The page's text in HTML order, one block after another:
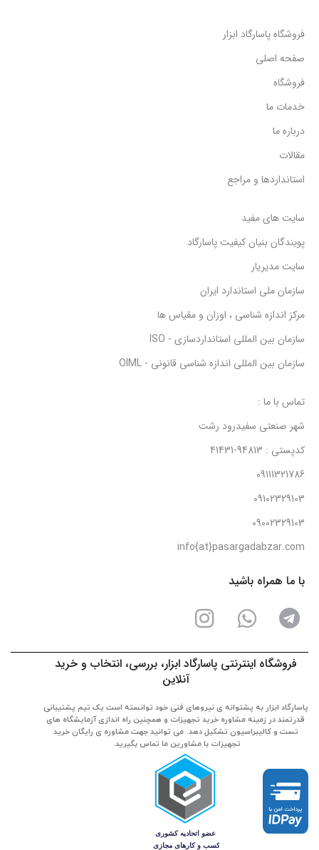
فروشگاه پاسارگاد ابزار
صفحه اصلی
فروشگاه
خدمات ما
درباره ما
مقالات
استانداردها و مراجع
سایت های مفید
پویندگان بنیان کیفیت پاسارگاد
سایت مدیریار
سازمان ملی استاندارد ایران
مرکز اندازه شناسی ، اوزان و مقیاس ها
سازمان بین المللی استانداردسازی - ISO
سازمان بین المللی اندازه شناسی قانونی - OIML
تماس با ما :
شهر صنعتی سفیدرود رشت
کدپستی : 94813-41431
09111321786
09102329103
09002329103
info{at}pasargadabzar.com
با ما همراه باشید
فروشگاه اینترنتی پاسارگاد ابزار، بررسی، انتخاب و خرید
آنلاین
پاسارگاد ابزار به پشتوانه ی نیروهای فنی خود توانسته است یک تیم پشتیبانی
قدرتمند در زمینه مشاوره خرید تجهیزات و همچنین راه اندازی آزمایشگاه های
تست و کالیبراسیون تشکیل دهد. می توانید جهت مشاوره ی رایگان خرید
تجهیزات با مشاورین ما تماس بگیرید.